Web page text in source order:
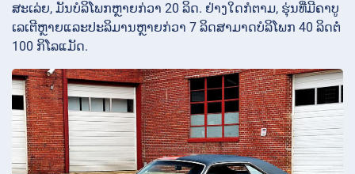
ສະເລ່ຍ, ມັນບໍລິໂພກຫຼາຍກ່ວາ 20 ລິດ. ຢ່າງໃດກໍຕາມ, ຮຸ່ນທີ່ມີຄາບູ
ເລເຕີຫຼາຍແລະປະລິມານຫຼາຍກ່ວາ 7 ລິດສາມາດບໍລິໂພກ 40 ລິດຕໍ່
100 ກິໂລແມັດ.